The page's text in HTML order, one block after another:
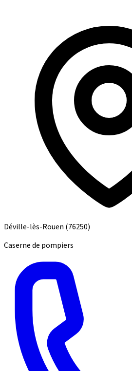
Déville-lès-Rouen (76250)
Caserne de pompiers